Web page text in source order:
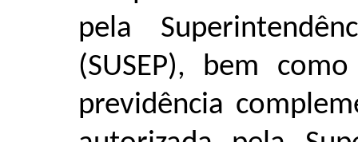
pela
(SUSEP), bem
previdência